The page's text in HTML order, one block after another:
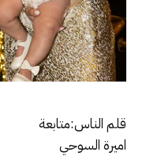
قلم الناس:متابعة
اميرة السوحي